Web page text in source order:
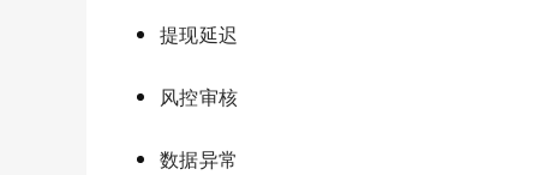
提现延迟
风控审核
数据异常